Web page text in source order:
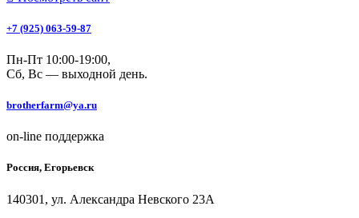
+7 (925) 063-59-87
Пн-Пт 10:00-19:00,
Сб, Вс — выходной день.
brotherfarm@ya.ru
on-line поддержка
Россия, Егорьевск
140301, ул. Александра Невского 23А